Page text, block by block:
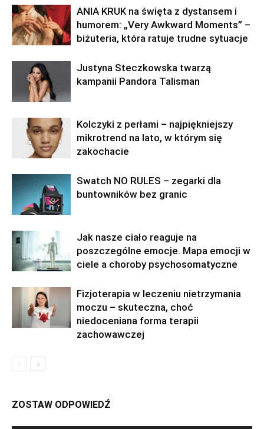
ANIA KRUK na święta z dystansem i
humorem: „Very Awkward Moments” –
biżuteria, która ratuje trudne sytuacje
Justyna Steczkowska twarzą
kampanii Pandora Talisman
Kolczyki z perłami – najpiękniejszy
mikrotrend na lato, w którym się
zakochacie
Swatch NO RULES – zegarki dla
buntowników bez granic
Jak nasze ciało reaguje na
poszczególne emocje. Mapa emocji w
ciele a choroby psychosomatyczne
Fizjoterapia w leczeniu nietrzymania
moczu – skuteczna, choć
niedoceniana forma terapii
zachowawczej
ZOSTAW ODPOWIEDŹ